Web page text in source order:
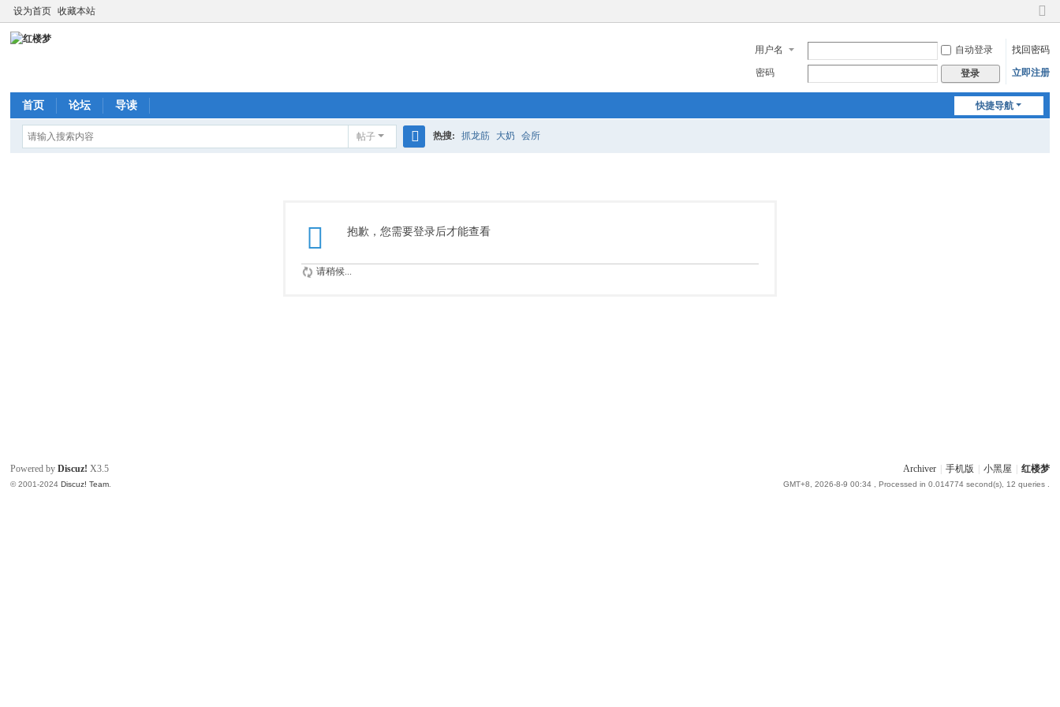
设为首页 收藏本站
切
到
窄
版
用户名 自动登录 找回密码
密码 登录 立即注册
快捷导航
首页 论坛 导读
帖子 热搜: 抓龙筋 大奶 会所
抱歉，您需要登录后才能查看
请稍候...
Archiver 手机版 小黑屋 红楼梦
GMT+8, 2026-8-9 00:34, Processed in 0.014774 second(s), 12 queries .
Powered byDiscuz! X3.5
© 2001-2024Discuz! Team